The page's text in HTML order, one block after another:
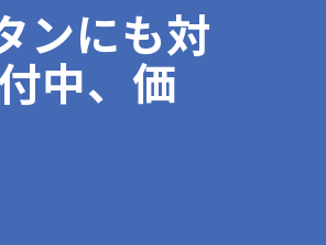
ンにも対
中、価